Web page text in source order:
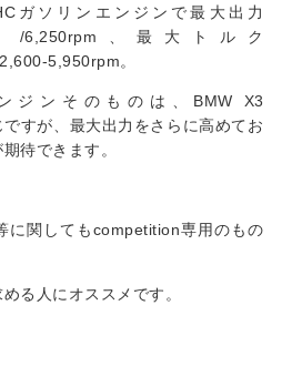
ガソリンエンジンで最大出力
/6,250rpm、最大トルク
5,950rpm。
ジンそのものは、BMW X3
すが、最大出力をさらに高めてお
待できます。
に関してもcompetition専用のもの
る人にオススメです。